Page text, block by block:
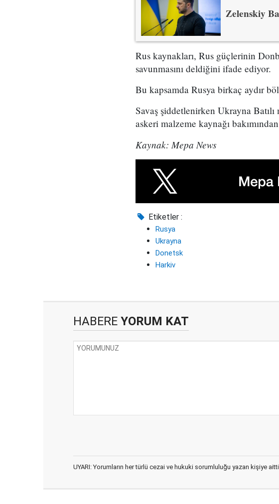
Zelenskiy
Rus kaynakları, Rus güçlerinin
savunmasını deldiğini ifade ediyor.
Bu kapsamda Rusya birkaç aydır
Savaş şiddetlenirken Ukrayna
askeri malzeme kaynağı
Kaynak: Mepa News
Etiketler :
Rusya
Ukrayna
Donetsk
Harkiv
HABERE YORUM KAT
UYARI: Yorumların her türlü cezai ve hukuki sorumluluğu yazan kişiye